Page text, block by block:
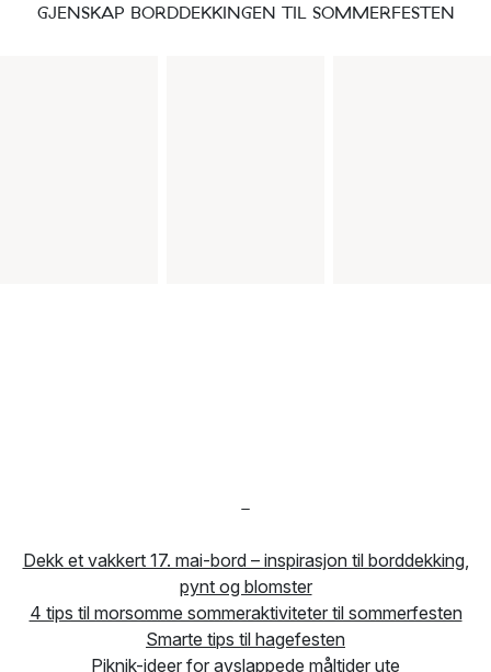
GJENSKAP BORDDEKKINGEN TIL SOMMERFESTEN
-
Dekk et vakkert 17. mai-bord – inspirasjon til borddekking,
pynt og blomster
4 tips til morsomme sommeraktiviteter til sommerfesten
Smarte tips til hagefesten
Piknik-ideer for avslappede måltider ute